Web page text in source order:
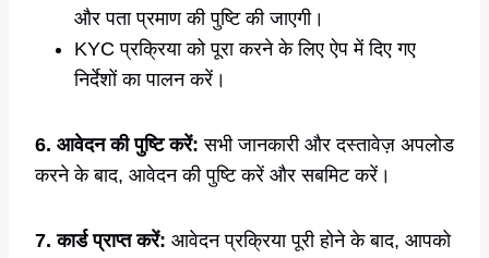
और पता प्रमाण की पुष्टि की जाएगी।
KYC प्रक्रिया को पूरा करने के लिए ऐप में दिए गए
निर्देशों का पालन करें।
6. आवेदन की पुष्टि करें: सभी जानकारी और दस्तावेज़ अपलोड
करने के बाद, आवेदन की पुष्टि करें और सबमिट करें।
7. कार्ड प्राप्त करें: आवेदन प्रक्रिया पूरी होने के बाद, आपको